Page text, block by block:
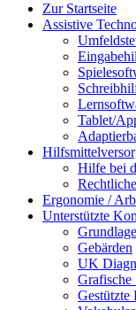
Zur Startseite
Assistive
Tablet/
Hilfe bei
Ergonomie /
Unterstützte
Gebärden
UK
Grafische
Gestützte